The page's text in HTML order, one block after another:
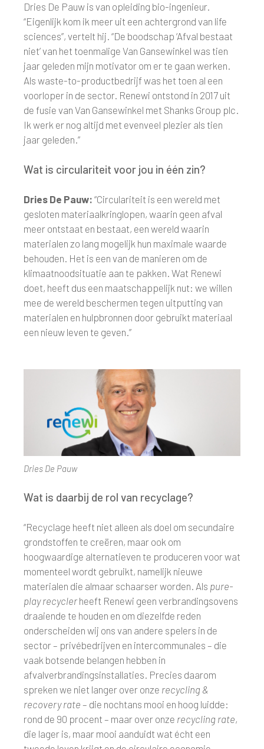
Dries De Pauw is van opleiding bio-ingenieur.
“Eigenlijk kom ik meer uit een achtergrond van life
sciences”, vertelt hij. “De boodschap ‘Afval bestaat
niet’ van het toenmalige Van Gansewinkel was tien
jaar geleden mijn motivator om er te gaan werken.
Als waste-to-productbedrijf was het toen al een
voorloper in de sector. Renewi ontstond in 2017 uit
de fusie van Van Gansewinkel met Shanks Group plc.
Ik werk er nog altijd met evenveel plezier als tien
jaar geleden.”
Wat is circulariteit voor jou in één zin?
Dries De Pauw: “Circulariteit is een wereld met
gesloten materiaalkringlopen, waarin geen afval
meer ontstaat en bestaat, een wereld waarin
materialen zo lang mogelijk hun maximale waarde
behouden. Het is een van de manieren om de
klimaatnoodsituatie aan te pakken. Wat Renewi
doet, heeft dus een maatschappelijk nut: we willen
mee de wereld beschermen tegen uitputting van
materialen en hulpbronnen door gebruikt materiaal
een nieuw leven te geven.”
Dries De Pauw
Wat is daarbij de rol van recyclage?
“Recyclage heeft niet alleen als doel om secundaire
grondstoffen te creëren, maar ook om
hoogwaardige alternatieven te produceren voor wat
momenteel wordt gebruikt, namelijk nieuwe
materialen die almaar schaarser worden. Als pure-
play recyclerheeft Renewi geen verbrandingsovens
draaiende te houden en om diezelfde reden
onderscheiden wij ons van andere spelers in de
sector – privébedrijven en intercommunales – die
vaak botsende belangen hebben in
afvalverbrandingsinstallaties. Precies daarom
spreken we niet langer over onze recycling &
recovery rate – die nochtans mooi en hoog luidde:
rond de 90 procent – maar over onze recycling rate,
die lager is, maar mooi aanduidt wat écht een